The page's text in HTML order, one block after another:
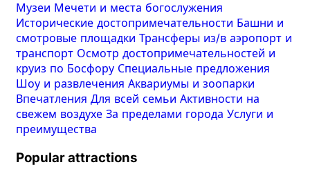
Музеи Мечети и места богослужения
Исторические достопримечательности Башни и
смотровые площадки Трансферы из/в аэропорт и
транспорт Осмотр достопримечательностей и
круиз по Босфору Специальные предложения
Шоу и развлечения Аквариумы и зоопарки
Впечатления Для всей семьи Активности на
свежем воздухе За пределами города Услуги и
преимущества
Popular attractions